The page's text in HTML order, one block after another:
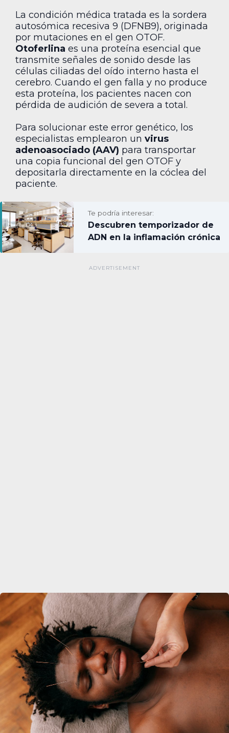
La condición médica tratada es la sordera
autosómica recesiva 9 (DFNB9), originada
por mutaciones en el gen OTOF.
Otoferlina es una proteína esencial que
transmite señales de sonido desde las
células ciliadas del oído interno hasta el
cerebro. Cuando el gen falla y no produce
esta proteína, los pacientes nacen con
pérdida de audición de severa a total.
Para solucionar este error genético, los
especialistas emplearon un virus
adenoasociado (AAV) para transportar
una copia funcional del gen OTOF y
depositarla directamente en la cóclea del
paciente.
Te podría interesar:
Descubren temporizador de
ADN en la inflamación crónica